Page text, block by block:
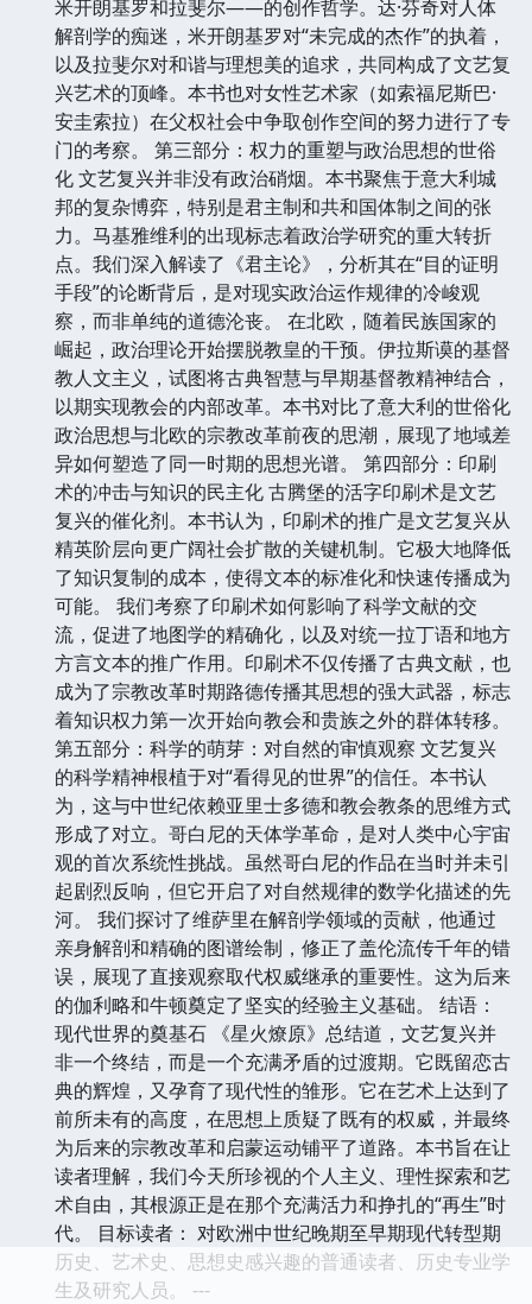
米开朗基罗和拉斐尔——的创作哲学。达·芬奇对人体
解剖学的痴迷，米开朗基罗对“未完成的杰作”的执着，
以及拉斐尔对和谐与理想美的追求，共同构成了文艺复
兴艺术的顶峰。本书也对女性艺术家（如索福尼斯巴·
安圭索拉）在父权社会中争取创作空间的努力进行了专
门的考察。 第三部分：权力的重塑与政治思想的世俗
化 文艺复兴并非没有政治硝烟。本书聚焦于意大利城
邦的复杂博弈，特别是君主制和共和国体制之间的张
力。马基雅维利的出现标志着政治学研究的重大转折
点。我们深入解读了《君主论》，分析其在“目的证明
手段”的论断背后，是对现实政治运作规律的冷峻观
察，而非单纯的道德沦丧。 在北欧，随着民族国家的
崛起，政治理论开始摆脱教皇的干预。伊拉斯谟的基督
教人文主义，试图将古典智慧与早期基督教精神结合，
以期实现教会的内部改革。本书对比了意大利的世俗化
政治思想与北欧的宗教改革前夜的思潮，展现了地域差
异如何塑造了同一时期的思想光谱。 第四部分：印刷
术的冲击与知识的民主化 古腾堡的活字印刷术是文艺
复兴的催化剂。本书认为，印刷术的推广是文艺复兴从
精英阶层向更广阔社会扩散的关键机制。它极大地降低
了知识复制的成本，使得文本的标准化和快速传播成为
可能。 我们考察了印刷术如何影响了科学文献的交
流，促进了地图学的精确化，以及对统一拉丁语和地方
方言文本的推广作用。印刷术不仅传播了古典文献，也
成为了宗教改革时期路德传播其思想的强大武器，标志
着知识权力第一次开始向教会和贵族之外的群体转移。
第五部分：科学的萌芽：对自然的审慎观察 文艺复兴
的科学精神根植于对“看得见的世界”的信任。本书认
为，这与中世纪依赖亚里士多德和教会教条的思维方式
形成了对立。哥白尼的天体学革命，是对人类中心宇宙
观的首次系统性挑战。虽然哥白尼的作品在当时并未引
起剧烈反响，但它开启了对自然规律的数学化描述的先
河。 我们探讨了维萨里在解剖学领域的贡献，他通过
亲身解剖和精确的图谱绘制，修正了盖伦流传千年的错
误，展现了直接观察取代权威继承的重要性。这为后来
的伽利略和牛顿奠定了坚实的经验主义基础。 结语：
现代世界的奠基石 《星火燎原》总结道，文艺复兴并
非一个终结，而是一个充满矛盾的过渡期。它既留恋古
典的辉煌，又孕育了现代性的雏形。它在艺术上达到了
前所未有的高度，在思想上质疑了既有的权威，并最终
为后来的宗教改革和启蒙运动铺平了道路。本书旨在让
读者理解，我们今天所珍视的个人主义、理性探索和艺
术自由，其根源正是在那个充满活力和挣扎的“再生”时
代。 目标读者： 对欧洲中世纪晚期至早期现代转型期
历史、艺术史、思想史感兴趣的普通读者、历史专业学
生及研究人员。 ---